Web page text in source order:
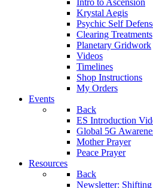
Intro to Ascension
Krystal Aegis
Psychic Self
Clearing Treatments
Planetary Gridwork
Videos
Timelines
Shop Instructions
My Orders
Events
Back
ES Introduction
Global 5G
Mother Prayer
Peace Prayer
Resources
Back
Newsletter: